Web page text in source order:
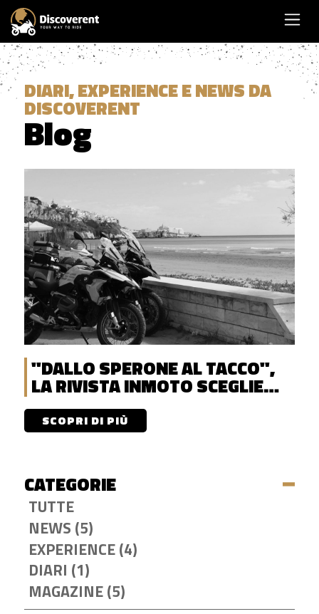
DIARI, EXPERIENCE E NEWS DA
DISCOVERENT
Blog
"DALLO SPERONE AL TACCO",
LA RIVISTA INMOTO SCEGLIE
DISCOVERENT
SCOPRI DI PIÙ
CATEGORIE
TUTTE
NEWS (5)
EXPERIENCE (4)
DIARI (1)
MAGAZINE (5)